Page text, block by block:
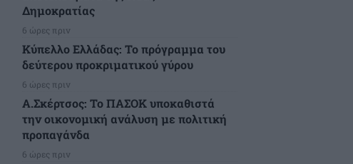
Δημοκρατίας
6 ώρες πριν
Κύπελλο Ελλάδας: Το πρόγραμμα του
δεύτερου προκριματικού γύρου
6 ώρες πριν
Α.Σκέρτσος: Το ΠΑΣΟΚ υποκαθιστά
την οικονομική ανάλυση με πολιτική
προπαγάνδα
6 ώρες πριν